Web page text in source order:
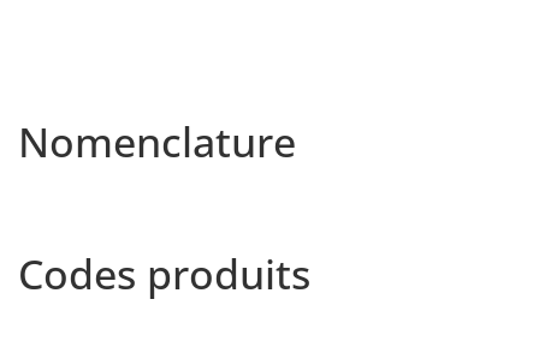
Nomenclature
Codes produits